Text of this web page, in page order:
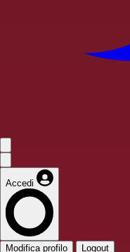
Accedi
Modifica profilo Logout